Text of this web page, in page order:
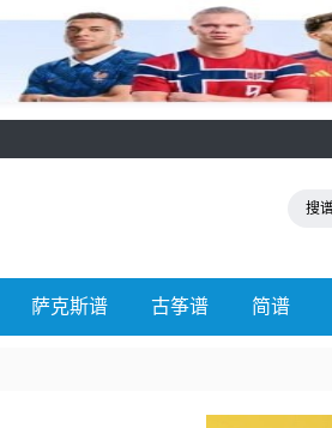
萨克斯谱 古筝谱 简谱